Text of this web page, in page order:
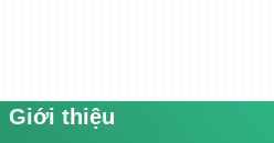
Giới thiệu